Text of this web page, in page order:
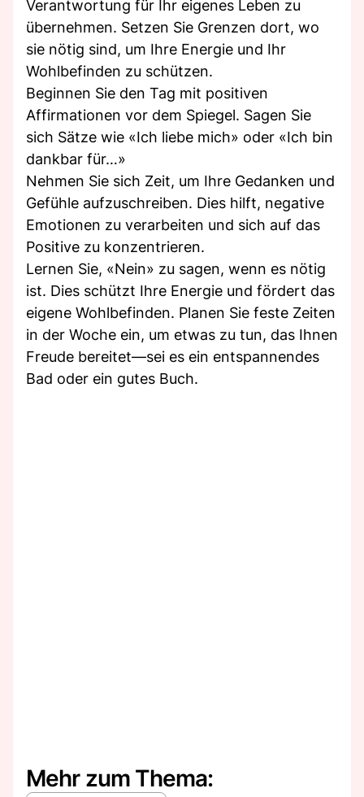
Verantwortung für Ihr eigenes Leben zu
übernehmen. Setzen Sie Grenzen dort, wo
sie nötig sind, um Ihre Energie und Ihr
Wohlbefinden zu schützen.
Beginnen Sie den Tag mit positiven
Affirmationen vor dem Spiegel. Sagen Sie
sich Sätze wie «Ich liebe mich» oder «Ich bin
dankbar für…»
Nehmen Sie sich Zeit, um Ihre Gedanken und
Gefühle aufzuschreiben. Dies hilft, negative
Emotionen zu verarbeiten und sich auf das
Positive zu konzentrieren.
Lernen Sie, «Nein» zu sagen, wenn es nötig
ist. Dies schützt Ihre Energie und fördert das
eigene Wohlbefinden. Planen Sie feste Zeiten
in der Woche ein, um etwas zu tun, das Ihnen
Freude bereitet—sei es ein entspannendes
Bad oder ein gutes Buch.
Mehr zum Thema: